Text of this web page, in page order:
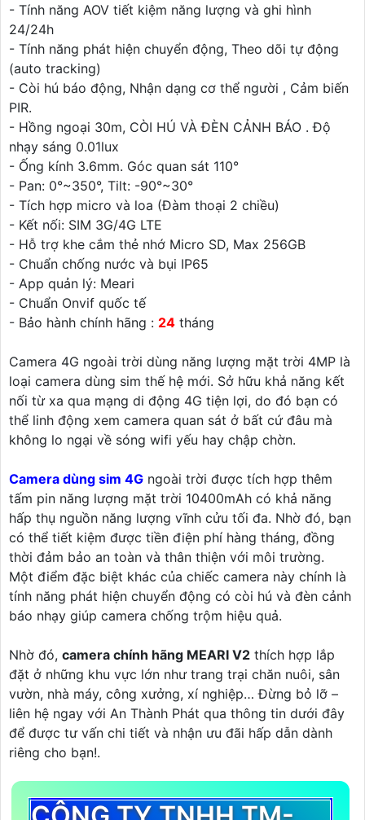
- Tính năng AOV tiết kiệm năng lượng và ghi hình
24/24h
- Tính năng phát hiện chuyển động, Theo dõi tự động
(auto tracking)
- Còi hú báo động, Nhận dạng cơ thể người , Cảm biến
PIR.
- Hồng ngoại 30m, CÒI HÚ VÀ ĐÈN CẢNH BÁO . Độ
nhạy sáng 0.01lux
- Ống kính 3.6mm. Góc quan sát 110°
- Pan: 0°~350°, Tilt: -90°~30°
- Tích hợp micro và loa (Đàm thoại 2 chiều)
- Kết nối: SIM 3G/4G LTE
- Hỗ trợ khe cắm thẻ nhớ Micro SD, Max 256GB
- Chuẩn chống nước và bụi IP65
- App quản lý: Meari
- Chuẩn Onvif quốc tế
- Bảo hành chính hãng : 24 tháng
Camera 4G ngoài trời dùng năng lượng mặt trời 4MP là
loại camera dùng sim thế hệ mới. Sở hữu khả năng kết
nối từ xa qua mạng di động 4G tiện lợi, do đó bạn có
thể linh động xem camera quan sát ở bất cứ đâu mà
không lo ngại về sóng wifi yếu hay chập chờn.
Camera dùng sim 4G ngoài trời được tích hợp thêm
tấm pin năng lượng mặt trời 10400mAh có khả năng
hấp thụ nguồn năng lượng vĩnh cửu tối đa. Nhờ đó, bạn
có thể tiết kiệm được tiền điện phí hàng tháng, đồng
thời đảm bảo an toàn và thân thiện với môi trường.
Một điểm đặc biệt khác của chiếc camera này chính là
tính năng phát hiện chuyển động có còi hú và đèn cảnh
báo nhạy giúp camera chống trộm hiệu quả.
Nhờ đó, camera chính hãng MEARI V2 thích hợp lắp
đặt ở những khu vực lớn như trang trại chăn nuôi, sân
vườn, nhà máy, công xưởng, xí nghiệp… Đừng bỏ lỡ –
liên hệ ngay với An Thành Phát qua thông tin dưới đây
để được tư vấn chi tiết và nhận ưu đãi hấp dẫn dành
riêng cho bạn!.